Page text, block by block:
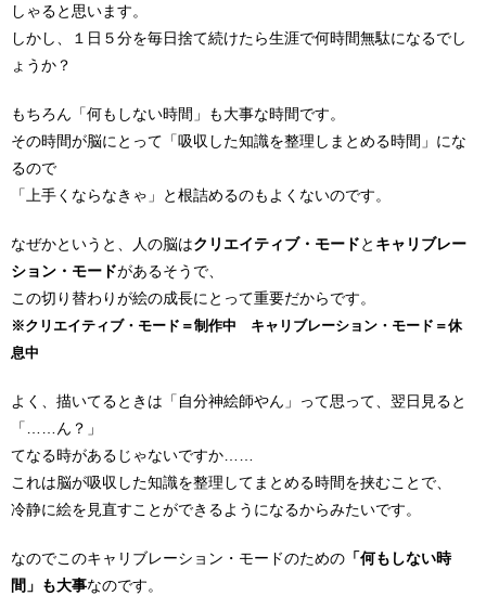
しゃると思います。
しかし、１日５分を毎日捨て続けたら生涯で何時間無駄になるでし
ょうか？
もちろん「何もしない時間」も大事な時間です。
その時間が脳にとって「吸収した知識を整理しまとめる時間」にな
るので
「上手くならなきゃ」と根詰めるのもよくないのです。
なぜかというと、人の脳はクリエイティブ・モードと キャリブレー
ション・モードがあるそうで、
この切り替わりが絵の成長にとって重要だからです。
※クリエイティブ・モード＝制作中 キャリブレーション・モード＝休
息中
よく、描いてるときは「自分神絵師やん」って思って、翌日見ると
「……ん？」
てなる時があるじゃないですか……
これは脳が吸収した知識を整理してまとめる時間を挟むことで、
冷静に絵を見直すことができるようになるからみたいです。
なのでこのキャリブレーション・モードのための 「何もしない時
間」も大事なのです。